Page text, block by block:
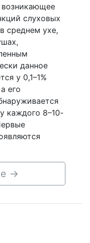
возникающее
слуховых
среднем ухе,
данное
у 0,1–1%
его
каждого 8–10-
→